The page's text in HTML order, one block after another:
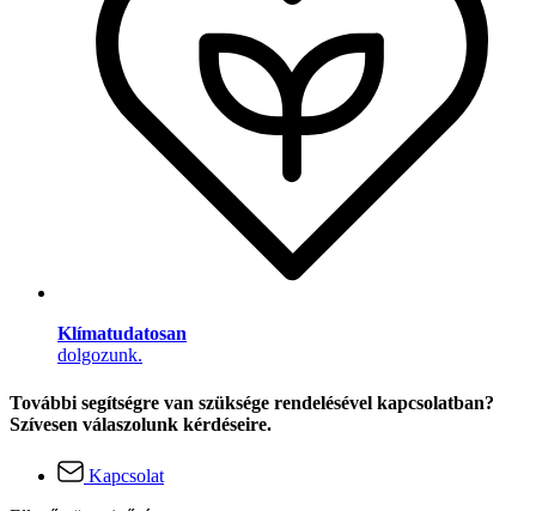
Klímatudatosan
dolgozunk.
További segítségre van szüksége rendelésével kapcsolatban?
Szívesen válaszolunk kérdéseire.
Kapcsolat